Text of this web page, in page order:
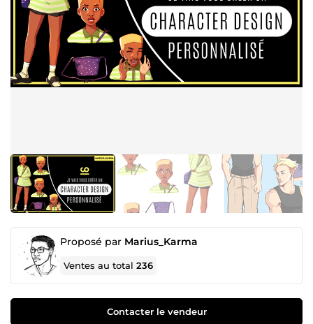
Proposé par Marius_Karma
Ventes au total236
Contacter le vendeur